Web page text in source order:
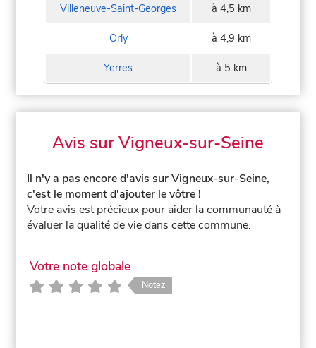
Villeneuve-Saint-Georges à 4,5 km
Orly à 4,9 km
Yerres à 5 km
Avis sur Vigneux-sur-Seine
Il n'y a pas encore d'avis sur Vigneux-sur-Seine,
c'est le moment d'ajouter le vôtre !
Votre avis est précieux pour aider la communauté à
évaluer la qualité de vie dans cette commune.
Votre note globale
Notez